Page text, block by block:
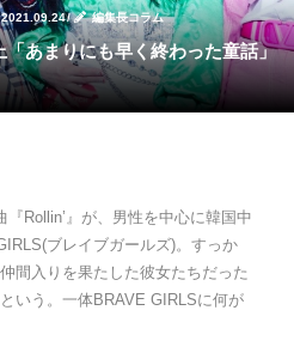
2021.09.24/ 編集長コラム
「あまりにも早く終わった童話」
Rollin’』が、男性を中心に韓国中
ブレイブガールズ)。すっか
間入りを果たした彼女たちだった
いう。一体BRAVE GIRLSに何が